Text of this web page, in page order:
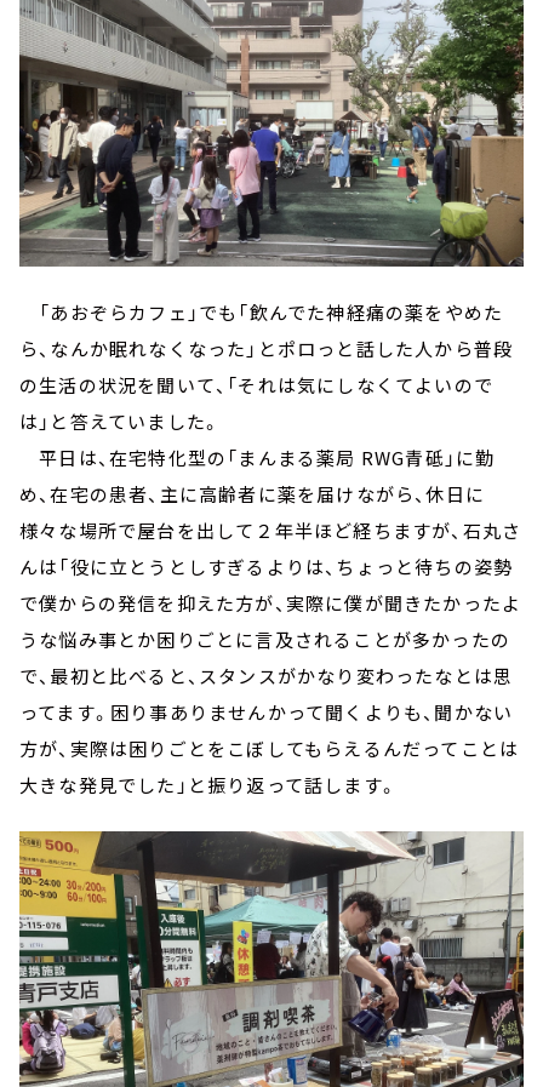
「あおぞらカフェ」でも「飲んでた神経痛の薬をやめた
ら、なんか眠れなくなった」とポロっと話した人から普段
の生活の状況を聞いて、「それは気にしなくてよいので
は」と答えていました。
平日は、在宅特化型の「まんまる薬局 RWG青砥」に勤
め、在宅の患者、主に高齢者に薬を届けながら、休日に
様々な場所で屋台を出して２年半ほど経ちますが、石丸さ
んは「役に立とうとしすぎるよりは、ちょっと待ちの姿勢
で僕からの発信を抑えた方が、実際に僕が聞きたかったよ
うな悩み事とか困りごとに言及されることが多かったの
で、最初と比べると、スタンスがかなり変わったなとは思
ってます。困り事ありませんかって聞くよりも、聞かない
方が、実際は困りごとをこぼしてもらえるんだってことは
大きな発見でした」と振り返って話します。